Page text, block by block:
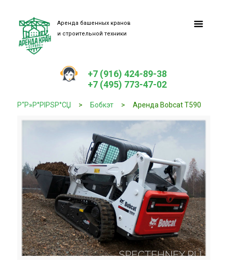
Аренда башенных кранов
и строительной техники
+7 (916) 424-89-38
+7 (495) 773-47-02
Р“Р»Р°РІРЅР°СЏ > Бобкэт > Аренда Bobcat T590